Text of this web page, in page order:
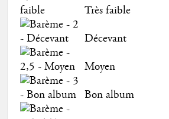
Très faible
Décevant
Moyen
Bon album